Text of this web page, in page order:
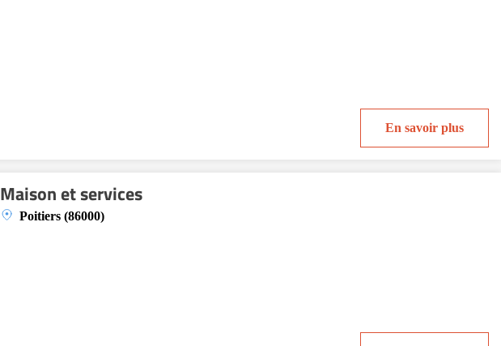
En savoir plus
Maison et services
Poitiers (86000)